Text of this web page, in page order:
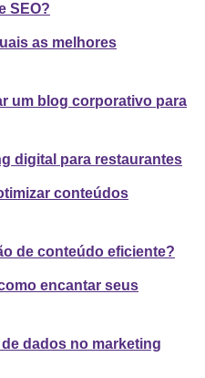
SEO?
as melhores
um blog corporativo para
digital para restaurantes
conteúdos
de conteúdo eficiente?
encantar seus
dados no marketing